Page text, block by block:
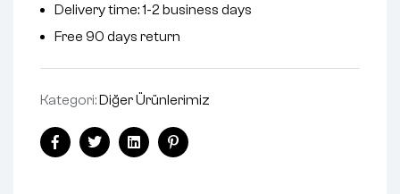
Delivery time: 1-2 business days
Free 90 days return
Kategori:Diğer Ürünlerimiz
FacebookTwitterLinkedinPinterest